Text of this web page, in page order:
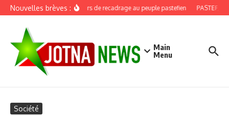
Aller au contenu
Nouvelles brèves :Discours de recadrage au peuple pastefien PASTEF,
Main
Menu
Société